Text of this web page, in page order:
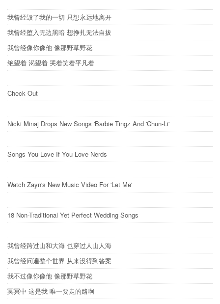
我曾经毁了我的一切 只想永远地离开
我曾经堕入无边黑暗 想挣扎无法自拔
我曾经像你像他 像那野草野花
绝望着 渴望着 哭着笑着平凡着
Check Out
Nicki Minaj Drops New Songs 'Barbie Tingz And 'Chun-Li'
Songs You Love If You Love Nerds
Watch Zayn's New Music Video For 'Let Me'
18 Non-Traditional Yet Perfect Wedding Songs
我曾经跨过山和大海 也穿过人山人海
我曾经问遍整个世界 从来没得到答案
我不过像你像他 像那野草野花
冥冥中 这是我 唯一要走的路啊